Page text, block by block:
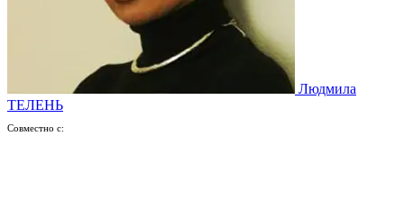
Людмила
ТЕЛЕНЬ
Совместно с: